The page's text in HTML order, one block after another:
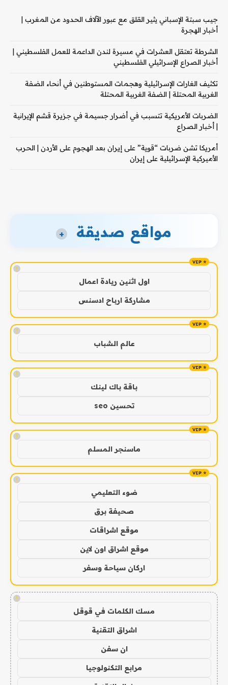
جيب سبتة الإسباني يثير القلق مع عبور الآلاف الحدود من المغرب |
أخبار الهجرة
الشرطة تعتقل العشرات في مسيرة لندن الداعمة للعمل الفلسطيني |
أخبار الصراع الإسرائيلي الفلسطيني
تكثيف الغارات الإسرائيلية وهجمات المستوطنين في أنحاء الضفة
الغربية المحتلة | الضفة الغربية المحتلة
الضربات الأمريكية تتسبب في أضرار جسيمة في جزيرة قشم الإيرانية
| أخبار الصراع
أمريكا تشن ضربات “قوية” على إيران بعد الهجوم على الأردن | الحرب
الأميركية الإسرائيلية على إيران
مواقع صديقة +
!
اول اثنين ريادة اعمال
مشاركة ارباح ادسنس
!
عالم الشباب
!
باقة باك لينك
تحسين seo
!
ماسنجر المسلم
!
ضوء التعليمي
صحيفة برق
موقع اشراقات
موقع اشراق اون لاين
اركان سياحة وسفر
!
مسك الكلمات في قوقل
اشراق التقنية
ان سفن
مرابع التكنولوجيا